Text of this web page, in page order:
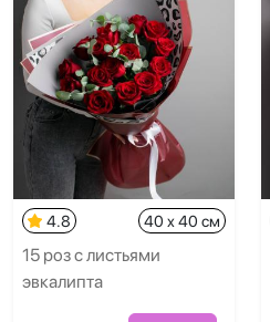
4.8 40 x 40 см
15 роз с листьями
эвкалипта